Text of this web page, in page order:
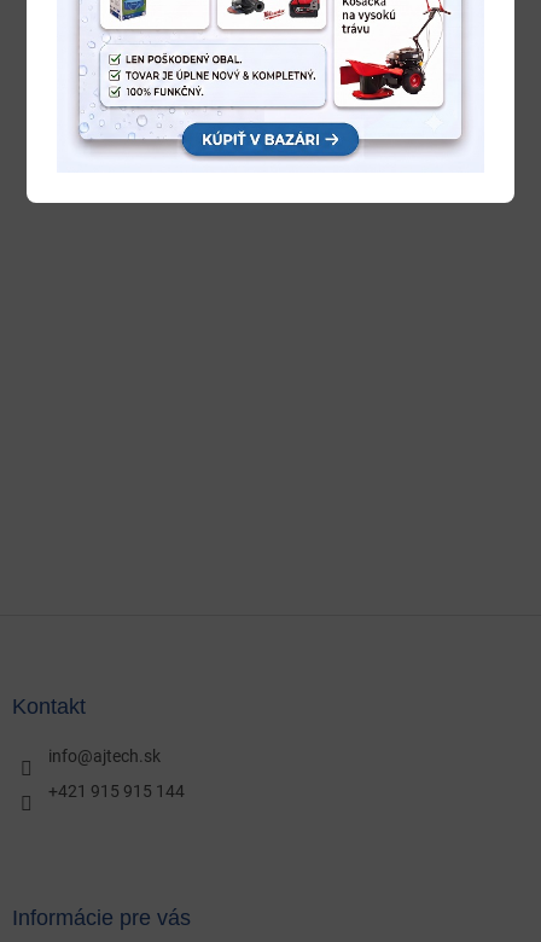
Kontakt
info@ajtech.sk
+421 915 915 144
Informácie pre vás